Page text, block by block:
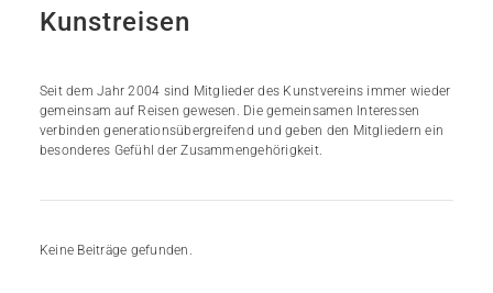
Kunstreisen
Seit dem Jahr 2004 sind Mitglieder des Kunstvereins immer wieder
gemeinsam auf Reisen gewesen. Die gemeinsamen Interessen
verbinden generationsübergreifend und geben den Mitgliedern ein
besonderes Gefühl der Zusammengehörigkeit.
Keine Beiträge gefunden.